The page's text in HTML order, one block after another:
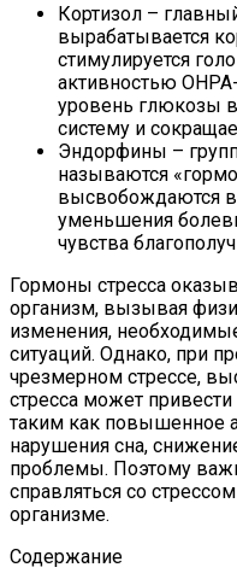
Кортизол –
вырабатывается
стимулируется
активностью
уровень глюкозы
систему и
Эндорфины –
называются
высвобождаются
уменьшения
чувства
Гормоны стресса
организм, вызывая
изменения,
ситуаций. Однако, при
чрезмерном стрессе,
стресса может
таким как повышенное
нарушения сна,
проблемы. Поэтому
справляться со
организме.
Содержание